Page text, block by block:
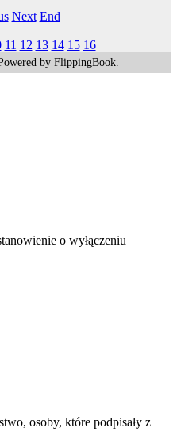
Next End
11 12 13 14 15 16
by FlippingBook.
o wyłączeniu
osoby, które podpisały z